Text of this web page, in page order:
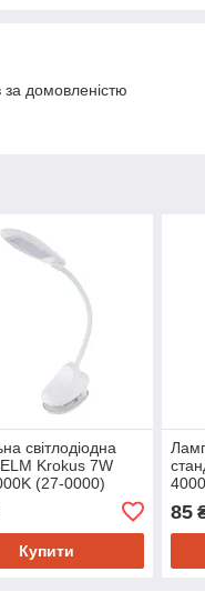
домовленістю
світлодіодна
Krokus 7W
(27-0000)
Купити
85